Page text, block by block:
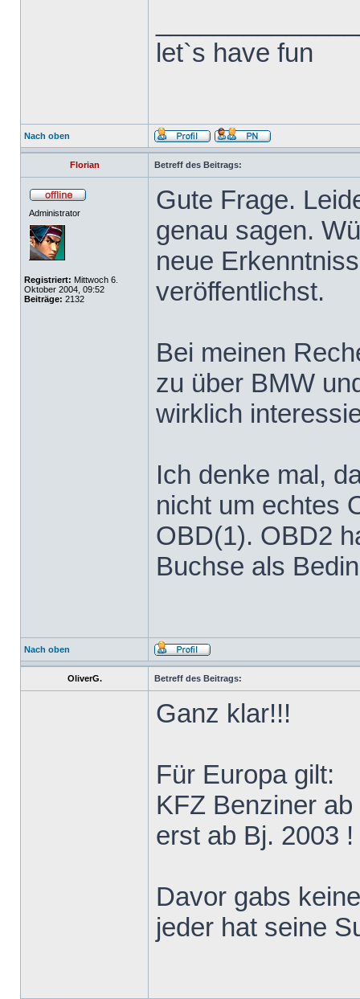
let`s have fun
Nach oben
Florian Betreff des Beitrags:
Administrator
Registriert: Mittwoch 6.
Oktober 2004, 09:52
Beiträge: 2132
Gute Frage.
genau sagen.
neue
veröffentlichst.
Bei meinen
zu über BMW
wirklich
Ich denke mal,
nicht um echtes
OBD(1). OBD2
Buchse als
Nach oben
OliverG. Betreff des Beitrags:
Ganz klar!!!
Für Europa gilt:
KFZ Benziner
erst ab Bj. 2003 !
Davor gabs
jeder hat seine